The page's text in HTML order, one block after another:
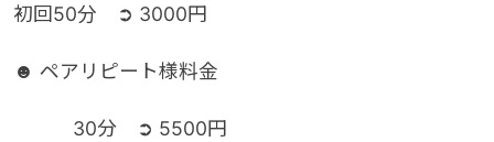
初回50分 ➲ 3000円
☻ ペアリピート様料金
30分 ➲ 5500円